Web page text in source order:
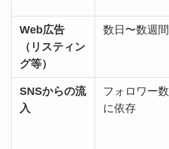
Web広告
（リスティン
グ等）
数日〜数週間
SNSからの流
入
フォロワー数
に依存